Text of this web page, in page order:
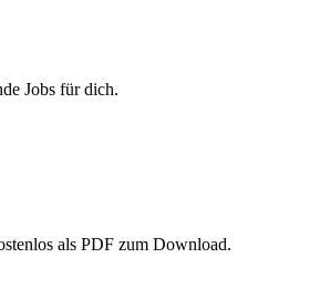
Jobs für dich.
als PDF zum Download.